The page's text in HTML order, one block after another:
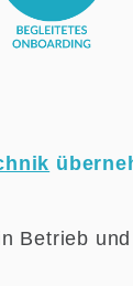
Betrieb